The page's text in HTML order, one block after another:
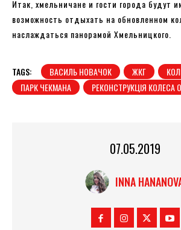
Итак, хмельничане и гости города будут
возможность отдыхать на обновленном
наслаждаться панорамой Хмельницкого.
TAGS: ВАСИЛЬ НОВАЧОК ЖКГ
ПАРК ЧЕКМАНА
РЕКОНСТРУКЦІЯ КОЛЕСА
07.05.2019
INNA